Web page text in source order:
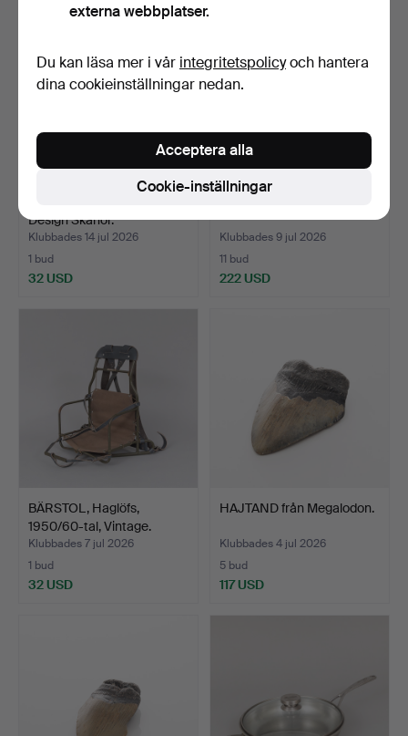
Design Skanör.
Klubbades 14 jul 2026
1 bud
32 USD
Klubbades 9 jul 2026
11 bud
222 USD
BÄRSTOL, Haglöfs,
1950/60-tal, Vintage.
Klubbades 7 jul 2026
1 bud
32 USD
HAJTAND från Megalodon.
Klubbades 4 jul 2026
5 bud
117 USD
externa webbplatser.
Du kan läsa mer i vår integritetspolicyoch hantera
dina cookieinställningar nedan.
Cookie-inställningar
Acceptera alla